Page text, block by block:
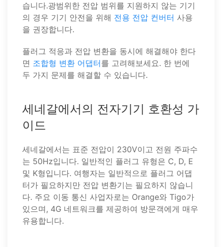
습니다.광범위한 전압 범위를 지원하지 않는 기기
의 경우 기기 안전을 위해 전용 전압 컨버터 사용
을 권장합니다.
플러그 적응과 전압 변환을 동시에 해결해야 한다
면 조합형 변환 어댑터를 고려해보세요. 한 번에
두 가지 문제를 해결할 수 있습니다.
세네갈에서의 전자기기 호환성 가
이드
세네갈에서는 표준 전압이 230V이고 전원 주파수
는 50Hz입니다. 일반적인 플러그 유형은 C, D, E
및 K형입니다. 여행자는 일반적으로 플러그 어댑
터가 필요하지만 전압 변환기는 필요하지 않습니
다. 주요 이동 통신 사업자로는 Orange와 Tigo가
있으며, 4G 네트워크를 제공하여 방문객에게 매우
유용합니다.